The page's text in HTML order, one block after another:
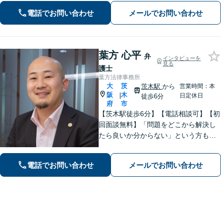
などの刑事事件にも幅広く対応。紛争
化してしてしまった問題も、より良い
着地点を探り、交渉を重ねます【初回
相談無料】
電話でお問い合わせ メールでお問い合わせ
葉方 心平 弁
護士
インタビューを
見る
葉方法律事務所
大
阪
府
|
茨
木
市
茨木駅から
徒歩6分
営業時間：本
日定休日
【茨木駅徒歩6分】【電話相談可】【初
回面談無料】「問題をどこから解決し
たら良いか分からない」という方も、
続・交通事故など、「不利」「厳し
い」と思われる内容にも幅広く対応し
ます【朝8:30から営業】
電話でお問い合わせ メールでお問い合わせ